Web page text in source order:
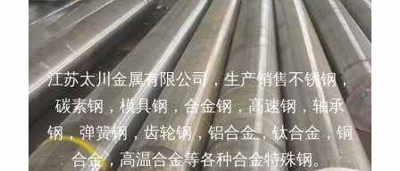
江苏太川金属有限公司，生产销售不锈钢，
碳素钢，模具钢，合金钢，高速钢，轴承
钢，弹簧钢，齿轮钢，铝合金，钛合金，铜
合金，高温合金等各种合金特殊钢。